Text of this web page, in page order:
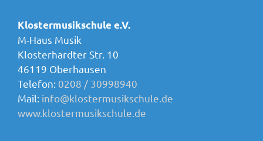
Klostermusikschule e.V.
M-Haus Musik
Klosterhardter Str. 10
46119 Oberhausen
Telefon: 0208 / 30998940
Mail: info@klostermusikschule.de
www.klostermusikschule.de